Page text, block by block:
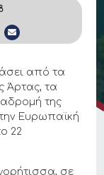
από τα
Άρτας, τα
της
Ευρωπαϊκή
22
σε